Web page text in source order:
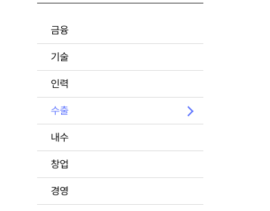
금융
기술
인력
수출
내수
창업
경영